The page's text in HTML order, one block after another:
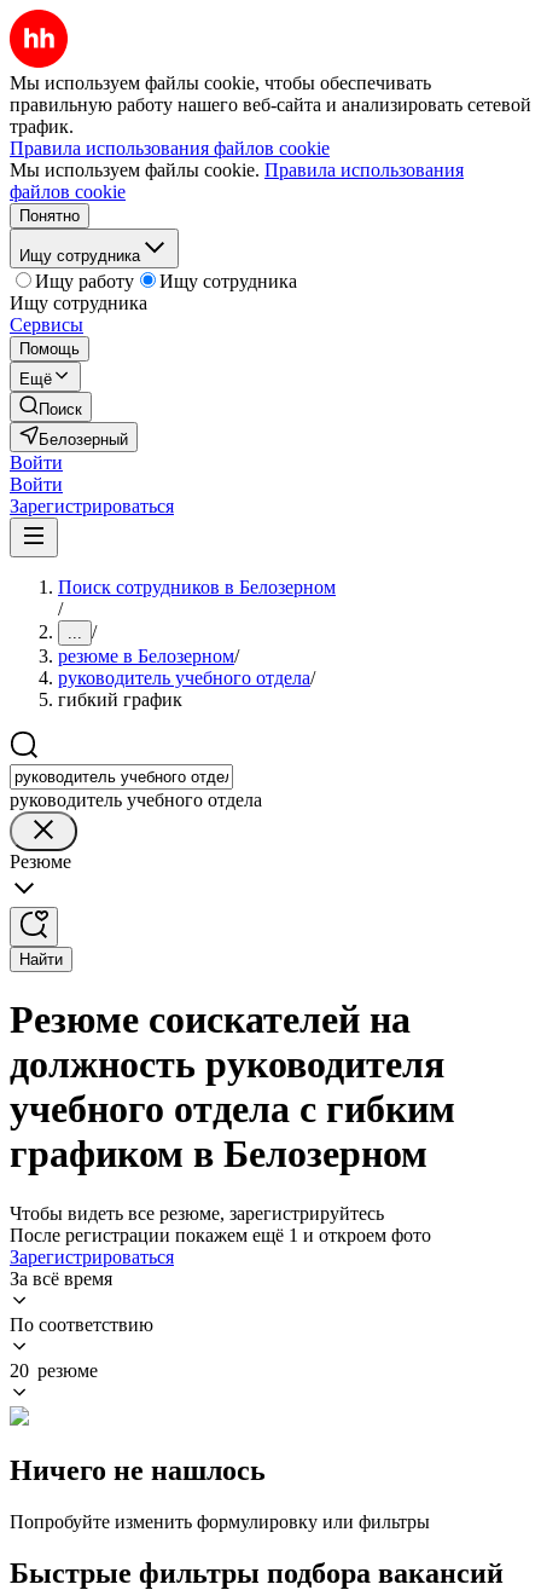
Мы используем файлы cookie, чтобы обеспечивать
правильную работу нашего веб-сайта и анализировать сетевой
трафик.
Правила использования файлов cookie
Мы используем файлы cookie. Правила использования
файлов cookie
Понятно
Ищу сотрудника
Ищу работу
Ищу сотрудника
Ищу сотрудника
Сервисы
Помощь
Ещё
Поиск
Белозерный
Войти
Войти
Зарегистрироваться
Поиск сотрудников в Белозерном
/
... /
резюме в Белозерном/
руководитель учебного отдела/
гибкий график
руководитель учебного отдела
Резюме
Найти
Резюме соискателей на
должность руководителя
учебного отдела с гибким
графиком в Белозерном
Чтобы видеть все резюме, зарегистрируйтесь
После регистрации покажем ещё 1 и откроем фото
Зарегистрироваться
За всё время
По соответствию
20 резюме
Ничего не нашлось
Попробуйте изменить формулировку или фильтры
Быстрые фильтры подбора вакансий